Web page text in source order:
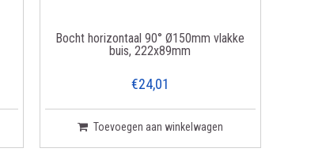
Bocht horizontaal 90° Ø150mm vlakke
buis, 222x89mm
€24,01
Toevoegen aan winkelwagen